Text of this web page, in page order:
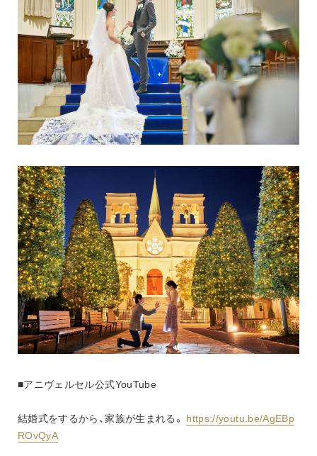
■アニヴェルセル公式YouTube
結婚式をするから、家族が生まれる。 https://youtu.be/AgEBp
ROvQyA